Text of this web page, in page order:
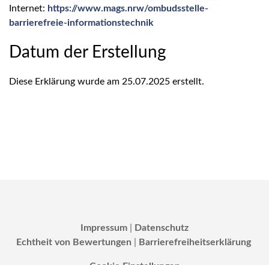
Internet: https://www.mags.nrw/ombudsstelle-
barrierefreie-informationstechnik
Datum der Erstellung
Diese Erklärung wurde am 25.07.2025 erstellt.
Impressum
Datenschutz
Echtheit von Bewertungen
Barrierefreiheitserklärung